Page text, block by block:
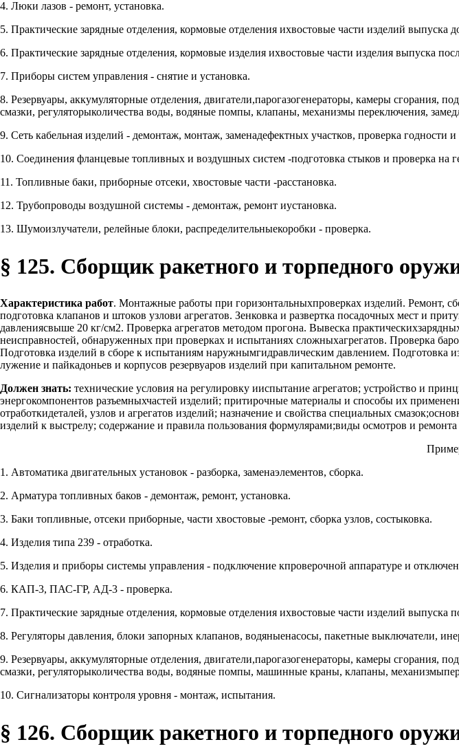
4. Люки лазов - ремонт, установка.
5. Практические зарядные отделения, кормовые отделения ихвостовые части изделий выпуска
6. Практические зарядные отделения, кормовые изделия ихвостовые части изделия выпуска
7. Приборы систем управления - снятие и установка.
8. Резервуары, аккумуляторные отделения, двигатели,парогазогенераторы, камеры сгорания,
смазки, регуляторыколичества воды, водяные помпы, клапаны, механизмы переключения,
9. Сеть кабельная изделий - демонтаж, монтаж, заменадефектных участков, проверка годности
10. Соединения фланцевые топливных и воздушных систем -подготовка стыков и проверка на
11. Топливные баки, приборные отсеки, хвостовые части -расстановка.
12. Трубопроводы воздушной системы - демонтаж, ремонт иустановка.
13. Шумоизлучатели, релейные блоки, распределительныекоробки - проверка.
§ 125. Сборщик ракетного и торпедного
Характеристика работ. Монтажные работы при горизонтальныхпроверках изделий. Ремонт,
подготовка клапанов и штоков узлови агрегатов. Зенковка и развертка посадочных мест и
давлениясвыше 20 кг/см2. Проверка агрегатов методом прогона. Вывеска
неисправностей, обнаруженных при проверках и испытаниях сложныхагрегатов. Проверка
Подготовка изделий в сборе к испытаниям наружнымгидравлическим давлением. Подготовка
лужение и пайкадоньев и корпусов резервуаров изделий при капитальном ремонте.
Должен знать: технические условия на регулировку ииспытание агрегатов; устройство и
энергокомпонентов разъемныхчастей изделий; притирочные материалы и способы их
отработкидеталей, узлов и агрегатов изделий; назначение и свойства специальных
изделий к выстрелу; содержание и правила пользования формулярами;виды осмотров и
1. Автоматика двигательных установок - разборка, заменаэлементов, сборка.
2. Арматура топливных баков - демонтаж, ремонт, установка.
3. Баки топливные, отсеки приборные, части хвостовые -ремонт, сборка узлов, состыковка.
4. Изделия типа 239 - отработка.
5. Изделия и приборы системы управления - подключение кпроверочной аппаратуре и
6. КАП-3, ПАС-ГР, АД-3 - проверка.
7. Практические зарядные отделения, кормовые отделения ихвостовые части изделий выпуска
8. Регуляторы давления, блоки запорных клапанов, водяныенасосы, пакетные выключатели,
9. Резервуары, аккумуляторные отделения, двигатели,парогазогенераторы, камеры сгорания,
смазки, регуляторыколичества воды, водяные помпы, машинные краны, клапаны,
10. Сигнализаторы контроля уровня - монтаж, испытания.
§ 126. Сборщик ракетного и торпедного